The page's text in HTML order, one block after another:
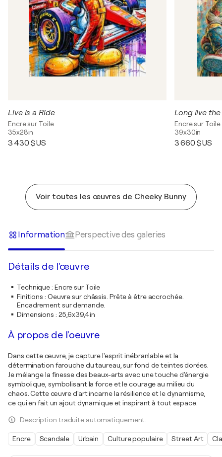
Live is a Ride
Encre sur Toile
35x28in
3 430 $US
Long live the
Encre sur Toile
39x30in
3 660 $US
Voir toutes les œuvres de Cheeky Bunny
Information Perspective des galeries
Détails de l'œuvre
Technique: Encre sur Toile
Finitions : Oeuvre sur châssis. Prête à être accrochée.
Encadrement sur demande.
Dimensions : 25,6x39,4in
À propos de l'oeuvre
Dans cette œuvre, je capture l'esprit inébranlable et la
détermination farouche du taureau, sur fond de teintes dorées.
Je mélange la finesse des beaux-arts avec une touche d'énergie
symbolique, symbolisant la force et le courage au milieu du
chaos. Cette œuvre d'art incarne la résilience et le dynamisme,
ce qui en fait un ajout dynamique et inspirant à tout espace.
Description traduite automatiquement.
Encre Scandale Urbain Culture populaire Street Art